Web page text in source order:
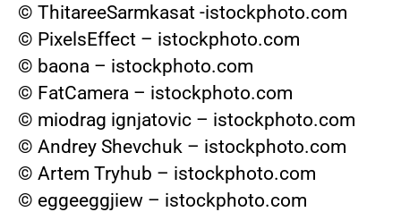
© ThitareeSarmkasat -istockphoto.com
© PixelsEffect – istockphoto.com
© baona – istockphoto.com
© FatCamera – istockphoto.com
© miodrag ignjatovic – istockphoto.com
© Andrey Shevchuk – istockphoto.com
© Artem Tryhub – istockphoto.com
© eggeeggjiew – istockphoto.com